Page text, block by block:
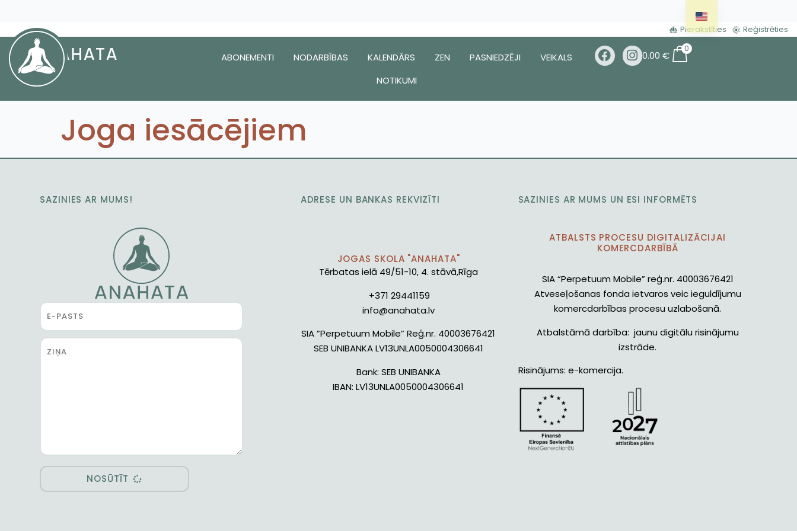
Pierakstīties Reģistrēties
ABONEMENTI NODARBĪBAS KALENDĀRS ZEN PASNIEDZĒJI
VEIKALS
NOTIKUMI
0.00€
0
Joga iesācējiem
SAZINIES AR MUMS!
NOSŪTĪT
ADRESE UN BANKAS REKVIZĪTI
JOGAS SKOLA "ANAHATA"
Tērbatas ielā 49/51-10, 4. stāvā,Rīga
+371 29441159
info@anahata.lv
SIA ”Perpetuum Mobile” Reģ.nr. 40003676421
SEB UNIBANKA LV13UNLA0050004306641
Bank: SEB UNIBANKA
IBAN: LV13UNLA0050004306641
SAZINIES AR MUMS UN ESI INFORMĒTS
ATBALSTS PROCESU DIGITALIZĀCIJAI
KOMERCDARBĪBĀ
SIA “Perpetuum Mobile” reģ.nr. 40003676421
Atveseļošanas fonda ietvaros veic ieguldījumu
komercdarbības procesu uzlabošanā.
Atbalstāmā darbība: jaunu digitālu risinājumu
izstrāde.
Risinājums: e-komercija.